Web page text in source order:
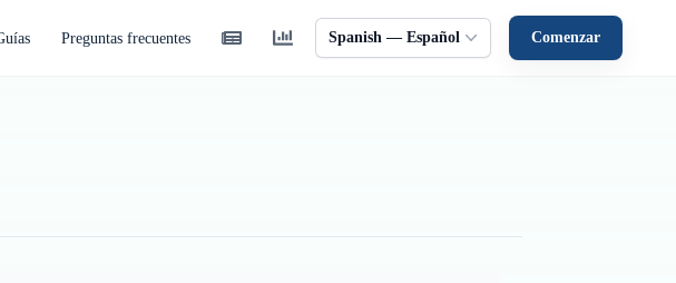
Preguntas frecuentes Spanish — Español Comenzar